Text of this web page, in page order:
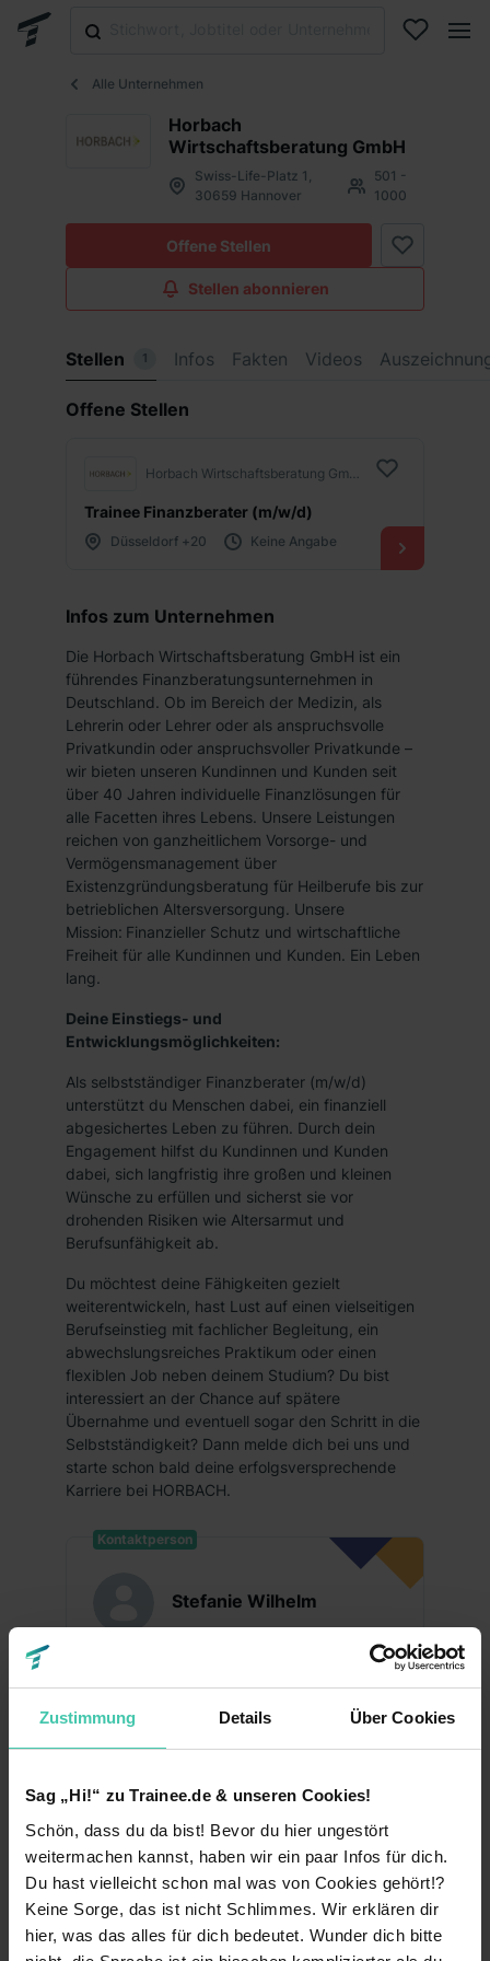
Zustimmung Details Über Cookies
Sag „Hi!“ zu Trainee.de & unseren Cookies!
Schön, dass du da bist! Bevor du hier ungestört
weitermachen kannst, haben wir ein paar Infos für dich.
Du hast vielleicht schon mal was von Cookies gehört!?
Keine Sorge, das ist nicht Schlimmes. Wir erklären dir
hier, was das alles für dich bedeutet. Wunder dich bitte
Alle Unternehmen
Horbach
Wirtschaftsberatung GmbH
Swiss-Life-Platz 1,
30659 Hannover
501 -
1000
Offene Stellen
Stellen abonnieren
Stellen 1 Infos Fakten Videos
Offene Stellen
Horbach Wirtschaftsberatung GmbH
Trainee Finanzberater (m/w/d)
Düsseldorf +20 Keine Angabe
Infos zum Unternehmen
Die Horbach Wirtschaftsberatung GmbH ist ein
führendes Finanzberatungsunternehmen in
Deutschland. Ob im Bereich der Medizin, als
Lehrerin oder Lehrer oder als anspruchsvolle
Privatkundin oder anspruchsvoller Privatkunde –
wir bieten unseren Kundinnen und Kunden seit
über 40 Jahren individuelle Finanzlösungen für
alle Facetten ihres Lebens. Unsere Leistungen
reichen von ganzheitlichem Vorsorge- und
Vermögensmanagement über
Existenzgründungsberatung für Heilberufe bis zur
betrieblichen Altersversorgung. Unsere
Mission: Finanzieller Schutz und wirtschaftliche
Freiheit für alle Kundinnen und Kunden. Ein Leben
lang.
Deine Einstiegs- und
Entwicklungsmöglichkeiten:
Als selbstständiger Finanzberater (m/w/d)
unterstützt du Menschen dabei, ein finanziell
abgesichertes Leben zu führen. Durch dein
Engagement hilfst du Kundinnen und Kunden
dabei, sich langfristig ihre großen und kleinen
Wünsche zu erfüllen und sicherst sie vor
drohenden Risiken wie Altersarmut und
Berufsunfähigkeit ab.
Du möchtest deine Fähigkeiten gezielt
weiterentwickeln, hast Lust auf einen vielseitigen
Berufseinstieg mit fachlicher Begleitung, ein
abwechslungsreiches Praktikum oder einen
flexiblen Job neben deinem Studium? Du bist
interessiert an der Chance auf spätere
Übernahme und eventuell sogar den Schritt in die
Selbstständigkeit? Dann melde dich bei uns und
starte schon bald deine erfolgsversprechende
Karriere bei HORBACH.
Kontaktperson
Stefanie Wilhelm
Unternehmensart Mittelständler
Gründungsjahr 1983
Mitarbeiter